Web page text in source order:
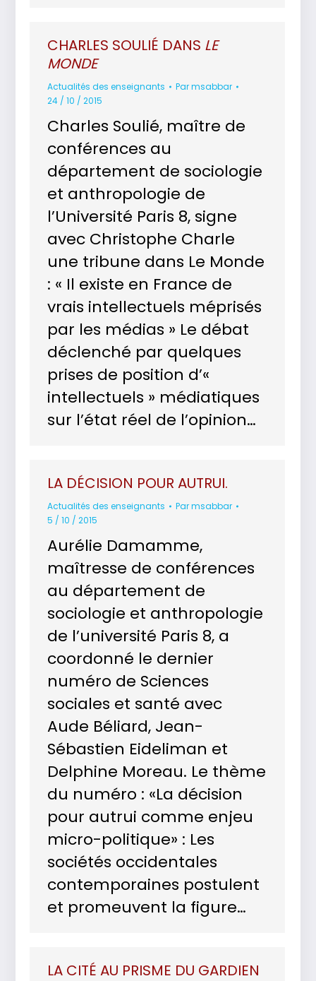
CHARLES SOULIÉ DANS LE
MONDE
Actualités des enseignants Parmsabbar
24 / 10 / 2015
Charles Soulié, maître de
conférences au
département de sociologie
et anthropologie de
l’Université Paris 8, signe
avec Christophe Charle
une tribune dans Le Monde
: « Il existe en France de
vrais intellectuels méprisés
par les médias » Le débat
déclenché par quelques
prises de position d’«
intellectuels » médiatiques
sur l’état réel de l’opinion…
LA DÉCISION POUR AUTRUI.
Actualités des enseignants Parmsabbar
5 / 10 / 2015
Aurélie Damamme,
maîtresse de conférences
au département de
sociologie et anthropologie
de l’université Paris 8, a
coordonné le dernier
numéro de Sciences
sociales et santé avec
Aude Béliard, Jean-
Sébastien Eideliman et
Delphine Moreau. Le thème
du numéro : «La décision
pour autrui comme enjeu
micro-politique» : Les
sociétés occidentales
contemporaines postulent
et promeuvent la figure…
LA CITÉ AU PRISME DU GARDIEN